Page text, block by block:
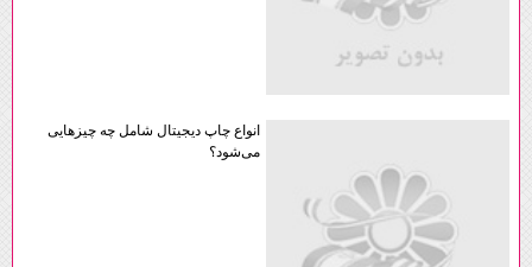
انواع چاپ دیجیتال شامل چه چیزهایی
می‌شود؟